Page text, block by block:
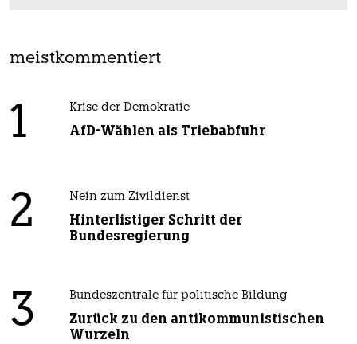
meistkommentiert
1 Krise der Demokratie
AfD-Wählen als Triebabfuhr
2 Nein zum Zivildienst
Hinterlistiger Schritt der
Bundesregierung
3 Bundeszentrale für politische Bildung
Zurück zu den antikommunistischen
Wurzeln